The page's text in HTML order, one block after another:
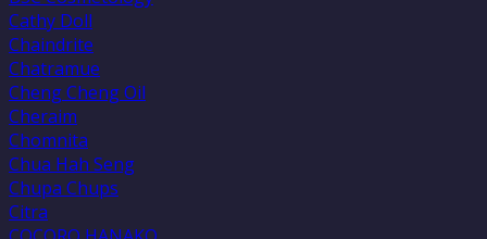
Cathy Doll
Chaindrite
Chatramue
Cheng Cheng Oil
Cheraim
Chomnita
Chua Hah Seng
Chupa Chups
Citra